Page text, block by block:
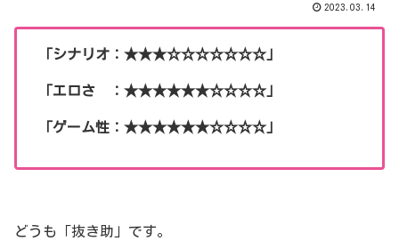
2023.03.14
「シナリオ：★★★☆☆☆☆☆☆☆」
「エロさ ：★★★★★★☆☆☆☆」
「ゲーム性：★★★★★★☆☆☆☆」
どうも「抜き助」です。